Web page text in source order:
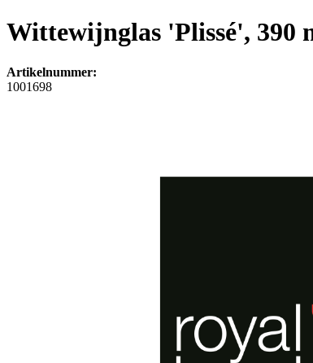
Wittewijnglas 'Plissé', 390
Artikelnummer:
1001698